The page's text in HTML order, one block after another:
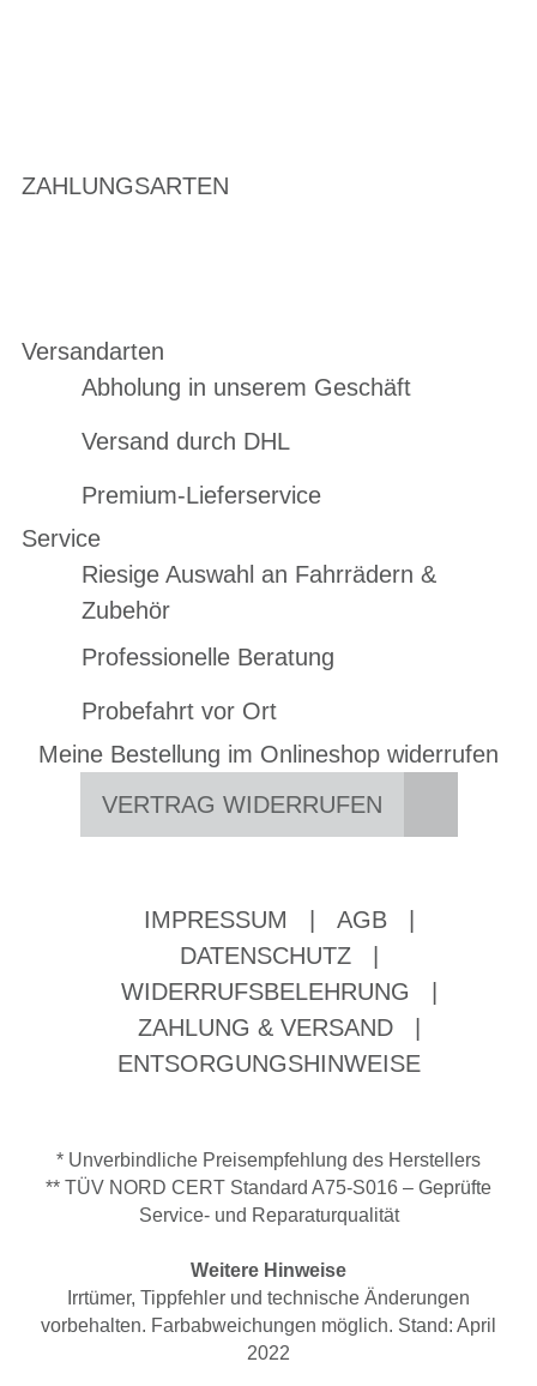
ZAHLUNGSARTEN
Versandarten
Abholung in unserem Geschäft
Versand durch DHL
Premium-Lieferservice
Service
Riesige Auswahl an Fahrrädern &
Zubehör
Professionelle Beratung
Probefahrt vor Ort
Meine Bestellung im Onlineshop widerrufen
VERTRAG WIDERRUFEN
IMPRESSUM AGB
DATENSCHUTZ
WIDERRUFSBELEHRUNG
ZAHLUNG & VERSAND
ENTSORGUNGSHINWEISE
* Unverbindliche Preisempfehlung des Herstellers
** TÜV NORD CERT Standard A75-S016 – Geprüfte
Service- und Reparaturqualität
Weitere Hinweise
Irrtümer, Tippfehler und technische Änderungen
vorbehalten. Farbabweichungen möglich. Stand: April
2022